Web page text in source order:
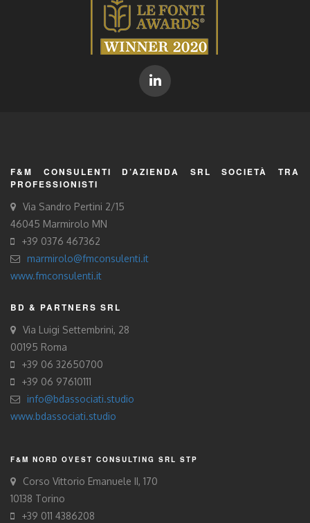
F&M CONSULENTI D’AZIENDA SRL SOCIETÀ TRA
PROFESSIONISTI
Via Sandro Pertini 2/15
46045 Marmirolo MN
+39 0376 467362
marmirolo@fmconsulenti.it
www.fmconsulenti.it
BD & PARTNERS SRL
Via Luigi Settembrini, 28
00195 Roma
+39 06 32650700
+39 06 97610111
info@bdassociati.studio
www.bdassociati.studio
F&M NORD OVEST CONSULTING SRL STP
Corso Vittorio Emanuele II, 170
10138 Torino
+39 011 4386208